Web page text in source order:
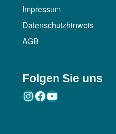
Impressum
Datenschutzhinweis
AGB
Folgen Sie uns
Instagram
Facebook
YouTube